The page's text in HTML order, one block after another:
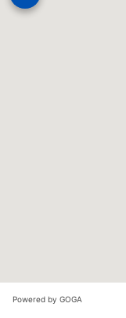
Powered by GOGA